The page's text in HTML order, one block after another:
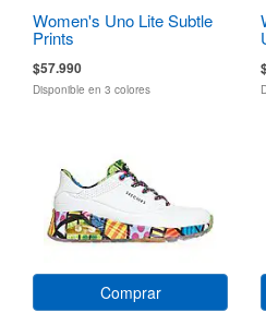
Women's Uno Lite Subtle
Prints
$57.990
Disponible en 3 colores
Comprar